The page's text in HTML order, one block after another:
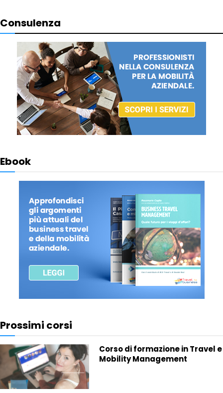
Consulenza
Ebook
Prossimi corsi
Corso di formazione in Travel e
Mobility Management